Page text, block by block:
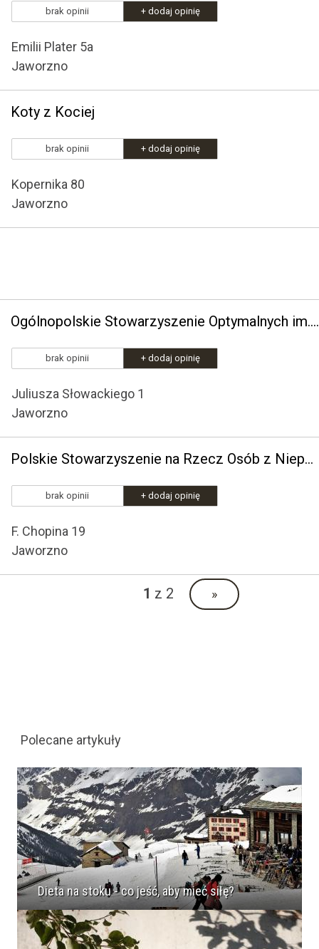
brak opinii + dodaj opinię
Emilii Plater 5a
Jaworzno
Koty z Kociej
brak opinii + dodaj opinię
Kopernika 80
Jaworzno
Ogólnopolskie Stowarzyszenie Optymalnych im. Adama Jany
brak opinii + dodaj opinię
Juliusza Słowackiego 1
Jaworzno
Polskie Stowarzyszenie na Rzecz Osób z Niepełnosprawnością Intelektualną Koło w Jaworznie
brak opinii + dodaj opinię
F. Chopina 19
Jaworzno
1 z 2 »
Polecane artykuły
Dieta na stoku - co jeść, aby mieć siłę?